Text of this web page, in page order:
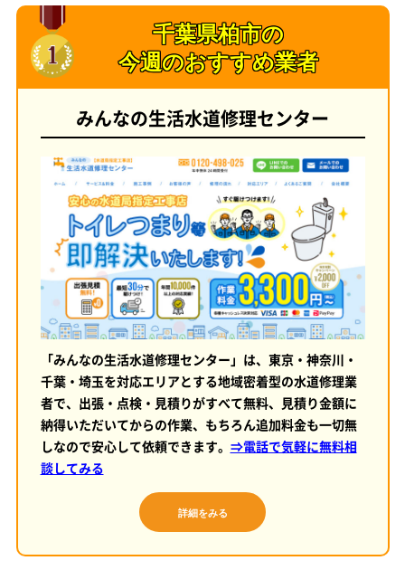
千葉県柏市の
今週のおすすめ業者
みんなの生活水道修理センター
「みんなの生活水道修理センター」は、東京・神奈川・
千葉・埼玉を対応エリアとする地域密着型の水道修理業
者で、出張・点検・見積りがすべて無料、見積り金額に
納得いただいてからの作業、もちろん追加料金も一切無
しなので安心して依頼できます。 ⇒電話で気軽に無料相
談してみる
詳細をみる